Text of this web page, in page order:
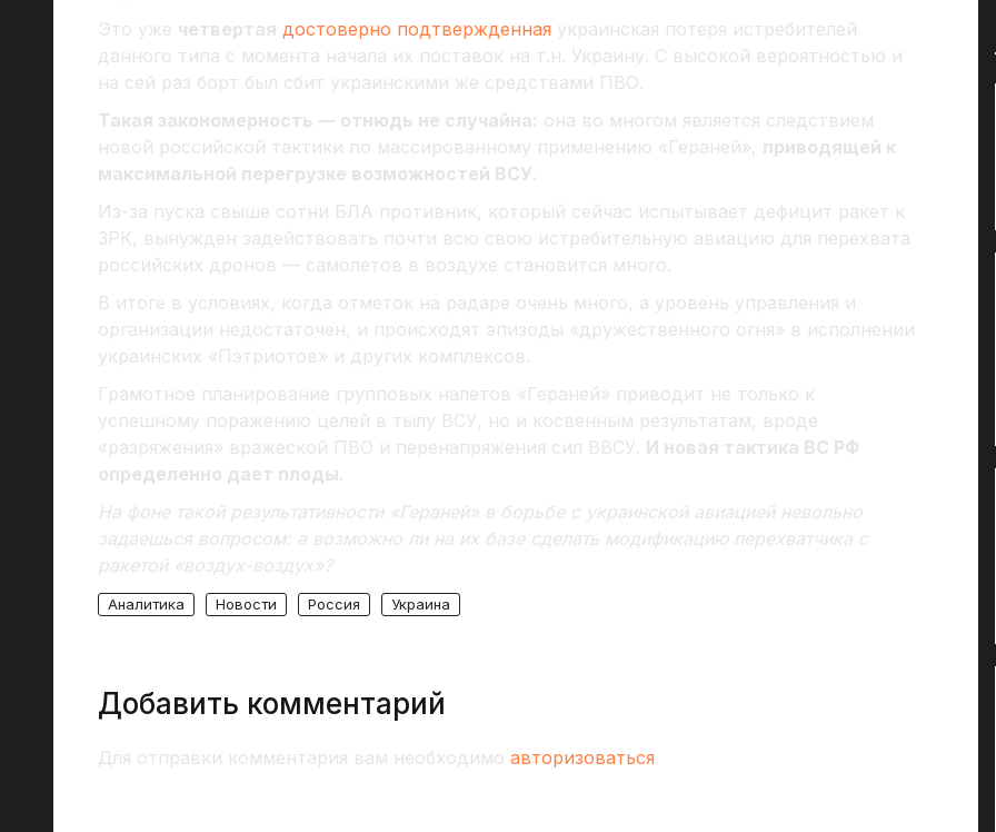
Это уже четвертая достоверно подтвержденная украинская потеря истребителей
данного типа с момента начала их поставок на т.н. Украину. С высокой вероятностью и
на сей раз борт был сбит украинскими же средствами ПВО.
Такая закономерность — отнюдь не случайна: она во многом является следствием
новой российской тактики по массированному применению «Гераней», приводящей к
максимальной перегрузке возможностей ВСУ.
Из-за пуска свыше сотни БЛА противник, который сейчас испытывает дефицит ракет к
ЗРК, вынужден задействовать почти всю свою истребительную авиацию для перехвата
российских дронов — самолетов в воздухе становится много.
В итоге в условиях, когда отметок на радаре очень много, а уровень управления и
организации недостаточен, и происходят эпизоды «дружественного огня» в исполнении
украинских «Пэтриотов» и других комплексов.
Грамотное планирование групповых налетов «Гераней» приводит не только к
успешному поражению целей в тылу ВСУ, но и косвенным результатам, вроде
«разряжения» вражеской ПВО и перенапряжения сил ВВСУ. И новая тактика ВС РФ
определенно дает плоды.
На фоне такой результативности «Гераней» в борьбе с украинской авиацией невольно
задаешься вопросом: а возможно ли на их базе сделать модификацию перехватчика с
ракетой «воздух-воздух»?
Аналитика Новости Россия Украина
Добавить комментарий
Для отправки комментария вам необходимо авторизоваться.